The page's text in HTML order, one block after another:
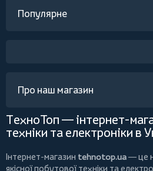
Популярне
Про наш магазин
ТехноТоп — інтернет-
техніки та електроніки в
Інтернет-магазин tehnotop.ua— це
якісної побутової техніки та